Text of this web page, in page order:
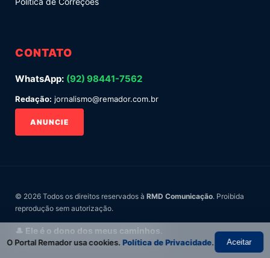
CONTATO
WhatsApp: (92) 98441-7562
Redação: jornalismo@remador.com.br
ANUNCIE
© 2026 Todos os direitos reservados à RMD Comunicação. Proibida
reprodução sem autorização.
🎩 Ele é o dono dos meus caminhos.
O Portal Remador usa cookies.Política de Privacidade. Aceitar